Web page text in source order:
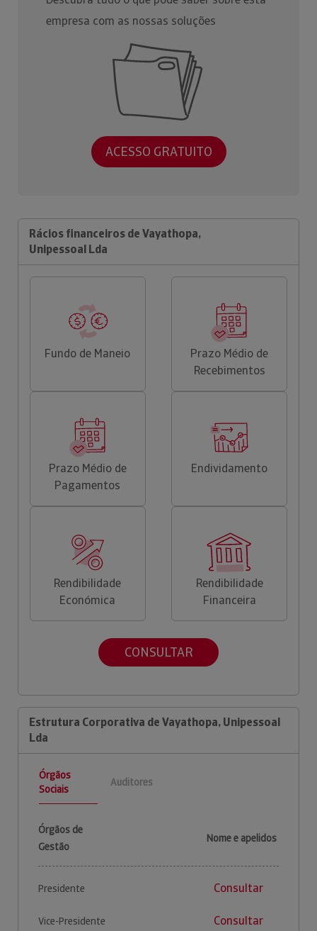
empresa com as nossas soluções
ACESSO GRATUITO
Rácios financeiros de Vayathopa,
Unipessoal Lda
Fundo de Maneio
Prazo Médio de
Recebimentos
Prazo Médio de
Pagamentos
Endividamento
Rendibilidade
Económica
Rendibilidade
Financeira
CONSULTAR
Estrutura Corporativa de Vayathopa, Unipessoal
Lda
Órgãos
Sociais
Auditores
Órgãos de
Gestão
Nome e apelidos
Presidente Consultar
Vice-Presidente Consultar